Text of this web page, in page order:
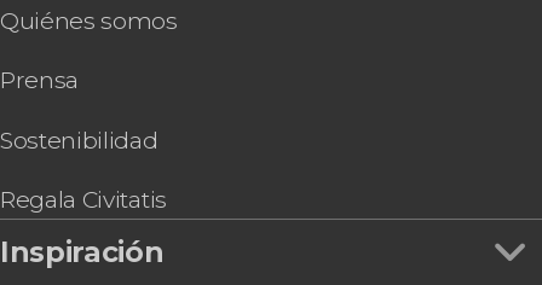
Tour por los palacios y mezquitas de Estambul
6 días por Capadocia, Pamukkale y Éfeso
Entradas al Palacio Beylerbeyi sin colas +
Taller de lámparas turcas en Estambul
Taller de perfumes en Estambul
Quiénes somos
Prensa
Sostenibilidad
Regala Civitatis
Inspiración